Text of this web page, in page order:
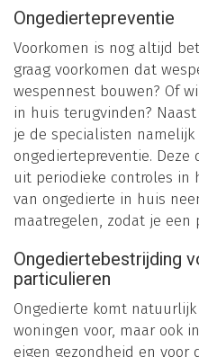
Ongediertepreventie
Voorkomen is nog altijd
graag voorkomen dat
wespennest bouwen? Of
in huis terugvinden?
je de specialisten
ongediertepreventie.
uit periodieke controles in
van ongedierte in huis
maatregelen, zodat je een
Ongediertebestrijding
particulieren
Ongedierte komt
woningen voor, maar ook
eigen gezondheid en voor